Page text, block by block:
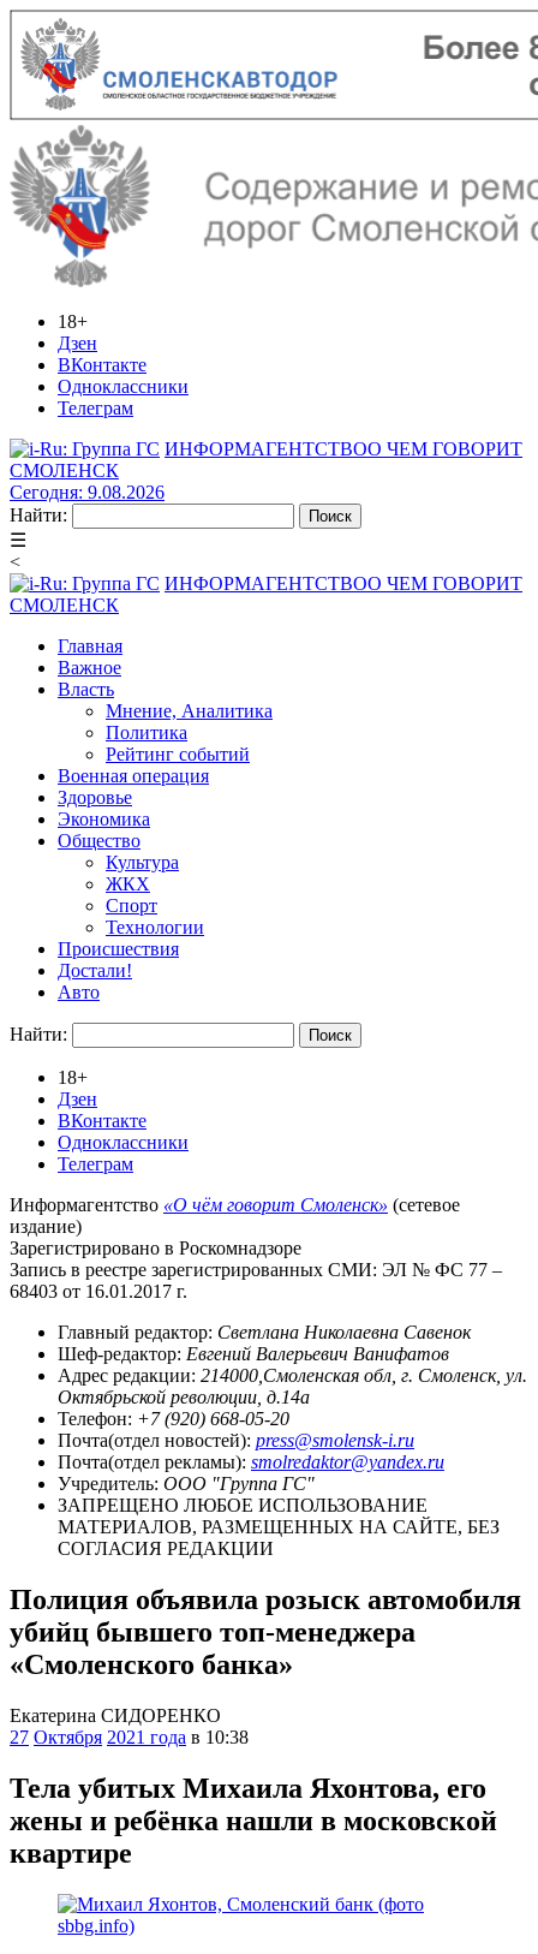
18+
Дзен
ВКонтакте
Одноклассники
Телеграм
ИНФОРМАГЕНТСТВОО ЧЕМ ГОВОРИТ
СМОЛЕНСК
Сегодня: 9.08.2026
Найти:
☰
<
ИНФОРМАГЕНТСТВОО ЧЕМ ГОВОРИТ
СМОЛЕНСК
Главная
Важное
Власть
Мнение, Аналитика
Политика
Рейтинг событий
Военная операция
Здоровье
Экономика
Общество
Культура
ЖКХ
Спорт
Технологии
Происшествия
Достали!
Авто
Найти:
18+
Дзен
ВКонтакте
Одноклассники
Телеграм
Информагентство «О чём говорит Смоленск» (сетевое
издание)
Зарегистрировано в Роскомнадзоре
Запись в реестре зарегистрированных СМИ: ЭЛ № ФС 77 –
68403 от 16.01.2017 г.
Главный редактор: Светлана Николаевна Савенок
Шеф-редактор: Евгений Валерьевич Ванифатов
Адрес редакции: 214000,Смоленская обл, г. Смоленск, ул.
Октябрьской революции, д.14а
Телефон: +7 (920) 668-05-20
Почта(отдел новостей): press@smolensk-i.ru
Почта(отдел рекламы): smolredaktor@yandex.ru
Учредитель: ООО "Группа ГС"
ЗАПРЕЩЕНО ЛЮБОЕ ИСПОЛЬЗОВАНИЕ
МАТЕРИАЛОВ, РАЗМЕЩЕННЫХ НА САЙТЕ, БЕЗ
СОГЛАСИЯ РЕДАКЦИИ
Полиция объявила розыск автомобиля
убийц бывшего топ-менеджера
«Смоленского банка»
Екатерина СИДОРЕНКО
27 Октября 2021 года в 10:38
Тела убитых Михаила Яхонтова, его
жены и ребёнка нашли в московской
квартире